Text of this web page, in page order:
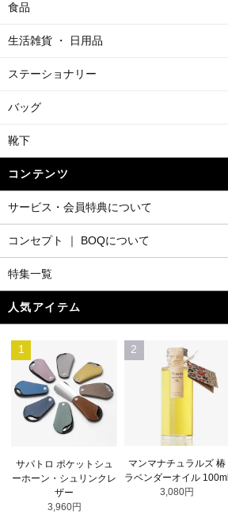
食品
生活雑貨 ・ 日用品
ステーショナリー
バッグ
靴下
コンテンツ
サービス・会員特典について
コンセプト ｜ BOQについて
特集一覧
人気アイテム
1
サパトロ ポケットシュ
ーホーン・シュリンクレ
ザー
3,960円
2
マンマナチュラルズ 椿
ラベンダーオイル 100ml
3,080円